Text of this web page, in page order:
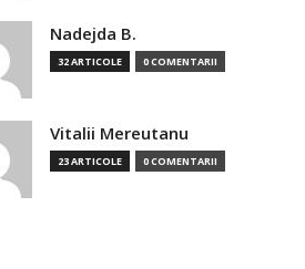
Nadejda B.
32 ARTICOLE 0 COMENTARII
Vitalii Mereutanu
23 ARTICOLE 0 COMENTARII